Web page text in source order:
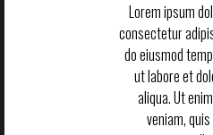
Lorem ipsum
consectetur
do eiusmod
ut labore et
aliqua. Ut
veniam,